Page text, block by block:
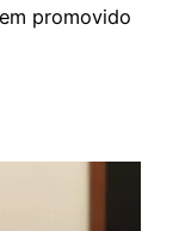
promovido